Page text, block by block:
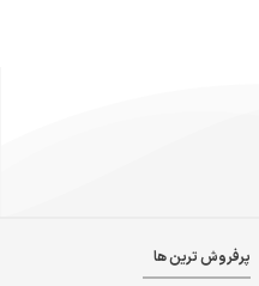
پرفروش ترین ها